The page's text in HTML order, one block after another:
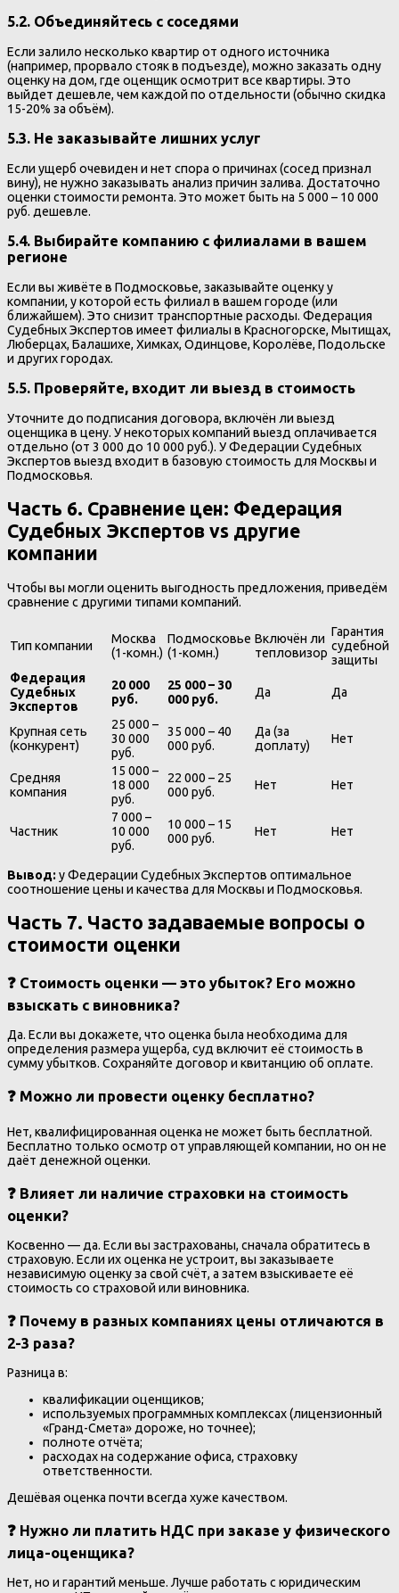
5.2. Объединяйтесь с соседями
Если залило несколько квартир от одного источника
(например, прорвало стояк в подъезде), можно заказать одну
оценку на дом, где оценщик осмотрит все квартиры. Это
выйдет дешевле, чем каждой по отдельности (обычно скидка
15-20% за объём).
5.3. Не заказывайте лишних услуг
Если ущерб очевиден и нет спора о причинах (сосед признал
вину), не нужно заказывать анализ причин залива. Достаточно
оценки стоимости ремонта. Это может быть на 5 000 – 10 000
руб. дешевле.
5.4. Выбирайте компанию с филиалами в вашем
регионе
Если вы живёте в Подмосковье, заказывайте оценку у
компании, у которой есть филиал в вашем городе (или
ближайшем). Это снизит транспортные расходы. Федерация
Судебных Экспертов имеет филиалы в Красногорске, Мытищах,
Люберцах, Балашихе, Химках, Одинцове, Королёве, Подольске
и других городах.
5.5. Проверяйте, входит ли выезд в стоимость
Уточните до подписания договора, включён ли выезд
оценщика в цену. У некоторых компаний выезд оплачивается
отдельно (от 3 000 до 10 000 руб.). У Федерации Судебных
Экспертов выезд входит в базовую стоимость для Москвы и
Подмосковья.
Часть 6. Сравнение цен: Федерация
Судебных Экспертов vs другие
компании
Чтобы вы могли оценить выгодность предложения, приведём
сравнение с другими типами компаний.
Тип компании
Москва
(1-комн.)
Подмосковье
(1-комн.)
Включён ли
тепловизор
Гарантия
судебной
защиты
Федерация
Судебных
Экспертов
20 000
руб.
25 000 – 30
000 руб.
Да Да
Крупная сеть
(конкурент)
25 000 –
30 000
руб.
35 000 – 40
000 руб.
Да (за
доплату)
Нет
Средняя
компания
15 000 –
18 000
руб.
22 000 – 25
000 руб.
Нет Нет
Частник
7 000 –
10 000
руб.
10 000 – 15
000 руб.
Нет Нет
Вывод:у Федерации Судебных Экспертов оптимальное
соотношение цены и качества для Москвы и Подмосковья.
Часть 7. Часто задаваемые вопросы о
стоимости оценки
❓ Стоимость оценки — это убыток? Его можно
взыскать с виновника?
Да. Если вы докажете, что оценка была необходима для
определения размера ущерба, суд включит её стоимость в
сумму убытков. Сохраняйте договор и квитанцию об оплате.
❓ Можно ли провести оценку бесплатно?
Нет, квалифицированная оценка не может быть бесплатной.
Бесплатно только осмотр от управляющей компании, но он не
даёт денежной оценки.
❓ Влияет ли наличие страховки на стоимость
оценки?
Косвенно — да. Если вы застрахованы, сначала обратитесь в
страховую. Если их оценка не устроит, вы заказываете
независимую оценку за свой счёт, а затем взыскиваете её
стоимость со страховой или виновника.
❓ Почему в разных компаниях цены отличаются в
2-3 раза?
Разница в:
квалификации оценщиков;
используемых программных комплексах (лицензионный
«Гранд-Смета» дороже, но точнее);
полноте отчёта;
расходах на содержание офиса, страховку
ответственности.
Дешёвая оценка почти всегда хуже качеством.
❓ Нужно ли платить НДС при заказе у физического
лица-оценщика?
Нет, но и гарантий меньше. Лучше работать с юридическим